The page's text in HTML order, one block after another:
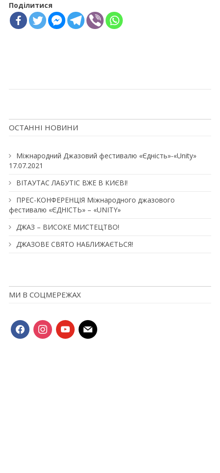
Поділитися
ОСТАННІ НОВИНИ
Міжнародний Джазовий фестивалю «Єдність»-«Unity»
17.07.2021
ВІТАУТАС ЛАБУТІС ВЖЕ В КИЄВІ!
ПРЕС-КОНФЕРЕНЦІЯ Міжнародного джазового
фестивалю «ЄДНІСТЬ» – «UNITY»
ДЖАЗ – ВИСОКЕ МИСТЕЦТВО!
ДЖАЗОВЕ СВЯТО НАБЛИЖАЄТЬСЯ!
МИ В СОЦМЕРЕЖАХ
facebookinstagramyoutubemail